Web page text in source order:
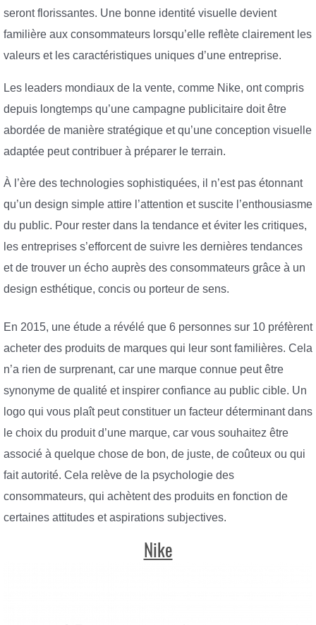
seront florissantes. Une bonne identité visuelle devient
familière aux consommateurs lorsqu’elle reflète clairement les
valeurs et les caractéristiques uniques d’une entreprise.
Les leaders mondiaux de la vente, comme Nike, ont compris
depuis longtemps qu’une campagne publicitaire doit être
abordée de manière stratégique et qu’une conception visuelle
adaptée peut contribuer à préparer le terrain.
À l’ère des technologies sophistiquées, il n’est pas étonnant
qu’un design simple attire l’attention et suscite l’enthousiasme
du public. Pour rester dans la tendance et éviter les critiques,
les entreprises s’efforcent de suivre les dernières tendances
et de trouver un écho auprès des consommateurs grâce à un
design esthétique, concis ou porteur de sens.
En 2015, une étude a révélé que 6 personnes sur 10 préfèrent
acheter des produits de marques qui leur sont familières. Cela
n’a rien de surprenant, car une marque connue peut être
synonyme de qualité et inspirer confiance au public cible. Un
logo qui vous plaît peut constituer un facteur déterminant dans
le choix du produit d’une marque, car vous souhaitez être
associé à quelque chose de bon, de juste, de coûteux ou qui
fait autorité. Cela relève de la psychologie des
consommateurs, qui achètent des produits en fonction de
certaines attitudes et aspirations subjectives.
Nike